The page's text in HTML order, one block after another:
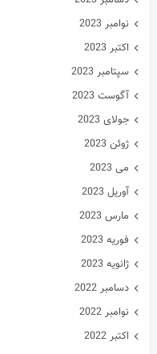
نوامبر 2023
اکتبر 2023
سپتامبر 2023
آگوست 2023
جولای 2023
ژوئن 2023
می 2023
آوریل 2023
مارس 2023
فوریه 2023
ژانویه 2023
دسامبر 2022
نوامبر 2022
اکتبر 2022